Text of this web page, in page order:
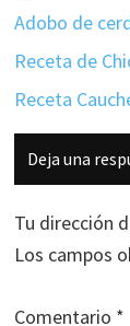
Adobo de
Receta de
Receta
con
los
lectores
Deja una
Tu dirección
Los campos
Comentario *